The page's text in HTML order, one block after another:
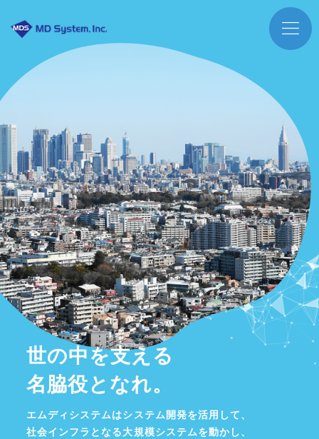
世の中を支える
名脇役となれ。
エムディシステムはシステム開発を活用して、
社会インフラとなる大規模システムを動かし、